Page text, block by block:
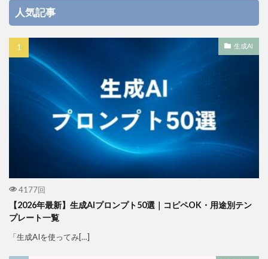
人気記事
生成AI
4177回
【2026年最新】生成AIプロンプト50選｜コピペOK・用途別テン
プレート一覧
「生成AIを使ってみ[…]